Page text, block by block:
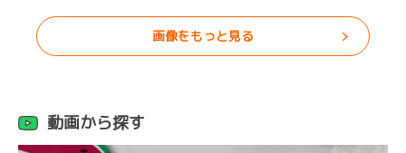
画像をもっと見る
動画から探す